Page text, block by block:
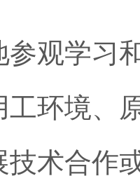
学习和
工环境、
技术合作